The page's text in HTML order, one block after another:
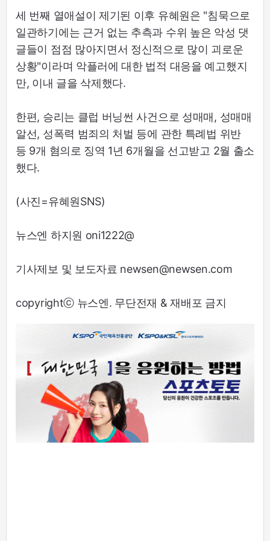
세 번째 열애설이 제기된 이후 유혜원은 "침묵으로
일관하기에는 근거 없는 추측과 수위 높은 악성 댓
글들이 점점 많아지면서 정신적으로 많이 괴로운
상황"이라며 악플러에 대한 법적 대응을 예고했지
만, 이내 글을 삭제했다.
한편, 승리는 클럽 버닝썬 사건으로 성매매, 성매매
알선, 성폭력 범죄의 처벌 등에 관한 특례법 위반
등 9개 혐의로 징역 1년 6개월을 선고받고 2월 출소
했다.
(사진=유혜원SNS)
뉴스엔 하지원 oni1222@
기사제보 및 보도자료 newsen@newsen.com
copyrightⓒ 뉴스엔. 무단전재 & 재배포 금지